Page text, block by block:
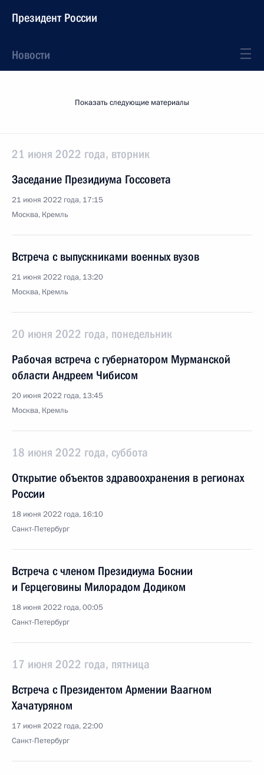
Президент России
Новости
Показать следующие материалы
21 июня 2022 года, вторник
Заседание Президиума Госсовета
21 июня 2022 года, 17:15
Москва, Кремль
Встреча с выпускниками военных вузов
21 июня 2022 года, 13:20
Москва, Кремль
20 июня 2022 года, понедельник
Рабочая встреча с губернатором Мурманской
области Андреем Чибисом
20 июня 2022 года, 13:45
Москва, Кремль
18 июня 2022 года, суббота
Открытие объектов здравоохранения в регионах
России
18 июня 2022 года, 16:10
Санкт-Петербург
Встреча с членом Президиума Боснии
и Герцеговины Милорадом Додиком
18 июня 2022 года, 00:05
Санкт-Петербург
17 июня 2022 года, пятница
Встреча с Президентом Армении Ваагном
Хачатуряном
17 июня 2022 года, 22:00
Санкт-Петербург